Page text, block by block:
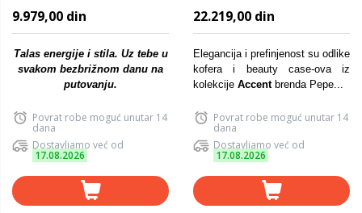
9.979,00 din
Talas energije i stila. Uz tebe u
svakom bezbrižnom danu na
putovanju.
Povrat robe moguć unutar 14
dana
Dostavljamo već od
17.08.2026
22.219,00 din
Elegancija i prefinjenost su odlike
kofera i beauty case-ova iz
kolekcije Accent brenda Pepe...
Povrat robe moguć unutar 14
dana
Dostavljamo već od
17.08.2026